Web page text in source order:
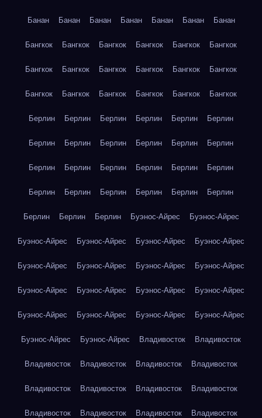
Банан Банан Банан Банан Банан Банан Банан
Бангкок Бангкок Бангкок Бангкок Бангкок Бангкок
Бангкок Бангкок Бангкок Бангкок Бангкок Бангкок
Бангкок Бангкок Бангкок Бангкок Бангкок Бангкок
Берлин Берлин Берлин Берлин Берлин Берлин
Берлин Берлин Берлин Берлин Берлин Берлин
Берлин Берлин Берлин Берлин Берлин Берлин
Берлин Берлин Берлин Берлин Берлин Берлин
Берлин Берлин Берлин Буэнос-Айрес Буэнос-Айрес
Буэнос-Айрес Буэнос-Айрес Буэнос-Айрес Буэнос-Айрес
Буэнос-Айрес Буэнос-Айрес Буэнос-Айрес Буэнос-Айрес
Буэнос-Айрес Буэнос-Айрес Буэнос-Айрес Буэнос-Айрес
Буэнос-Айрес Буэнос-Айрес Буэнос-Айрес Буэнос-Айрес
Буэнос-Айрес Буэнос-Айрес Владивосток Владивосток
Владивосток Владивосток Владивосток Владивосток
Владивосток Владивосток Владивосток Владивосток
Владивосток Владивосток Владивосток Владивосток